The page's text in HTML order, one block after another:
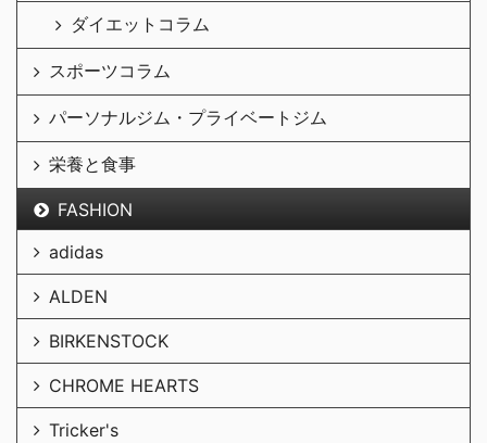
ダイエットコラム
スポーツコラム
パーソナルジム・プライベートジム
栄養と食事
FASHION
adidas
ALDEN
BIRKENSTOCK
CHROME HEARTS
Tricker's